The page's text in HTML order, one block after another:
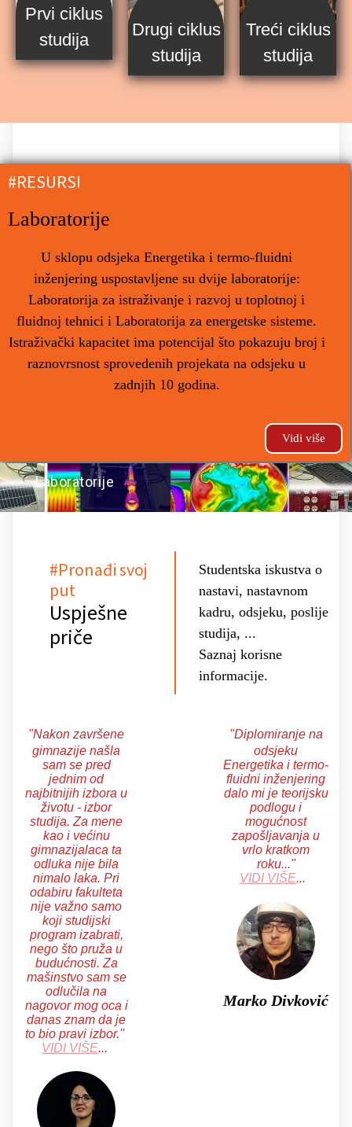
Prvi ciklus
studija
Drugi ciklus
studija
Treći ciklus
studija
#RESURSI
Laboratorije
U sklopu odsjeka Energetika i termo-fluidni
inženjering uspostavljene su dvije laboratorije:
Laboratorija za istraživanje i razvoj u toplotnoj i
fluidnoj tehnici i Laboratorija za energetske sisteme.
Istraživački kapacitet ima potencijal što pokazuju broj i
raznovrsnost sprovedenih projekata na odsjeku u
zadnjih 10 godina.
Vidi više
Laboratorije
#Pronađi svoj
put
Uspješne
priče
Studentska iskustva o
nastavi, nastavnom
kadru, odsjeku, poslije
studija, ...
Saznaj korisne
informacije.
"Nakon završene
gimnazije našla
sam se pred
jednim od
najbitnijih izbora u
životu - izbor
studija. Za mene
kao i većinu
gimnazijalaca ta
odluka nije bila
nimalo laka. Pri
odabiru fakulteta
nije važno samo
koji studijski
program izabrati,
nego što pruža u
budućnosti. Za
mašinstvo sam se
odlučila na
nagovor mog oca i
danas znam da je
to bio pravi izbor.''
VIDI VIŠE...
"Diplomiranje na
odsjeku
Energetika i termo-
fluidni inženjering
dalo mi je teorijsku
podlogu i
mogućnost
zapošljavanja u
vrlo kratkom
roku...''
VIDI VIŠE...
Marko Divković